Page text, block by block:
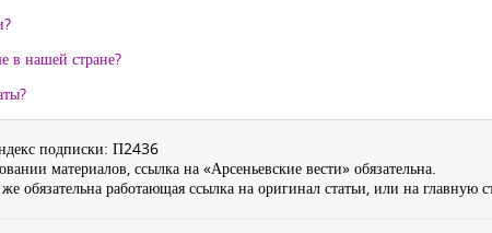
в нашей стране?
подписки: П2436
материалов, ссылка на «Арсеньевские вести» обязательна.
обязательна работающая ссылка на оригинал статьи, или на главную